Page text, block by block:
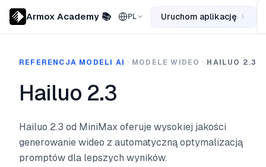
Armox Academy 📚 PL Uruchom aplikację
REFERENCJA MODELI AI MODELE WIDEO HAILUO 2.3
Hailuo 2.3
Hailuo 2.3 od MiniMax oferuje wysokiej jakości
generowanie wideo z automatyczną optymalizacją
promptów dla lepszych wyników.